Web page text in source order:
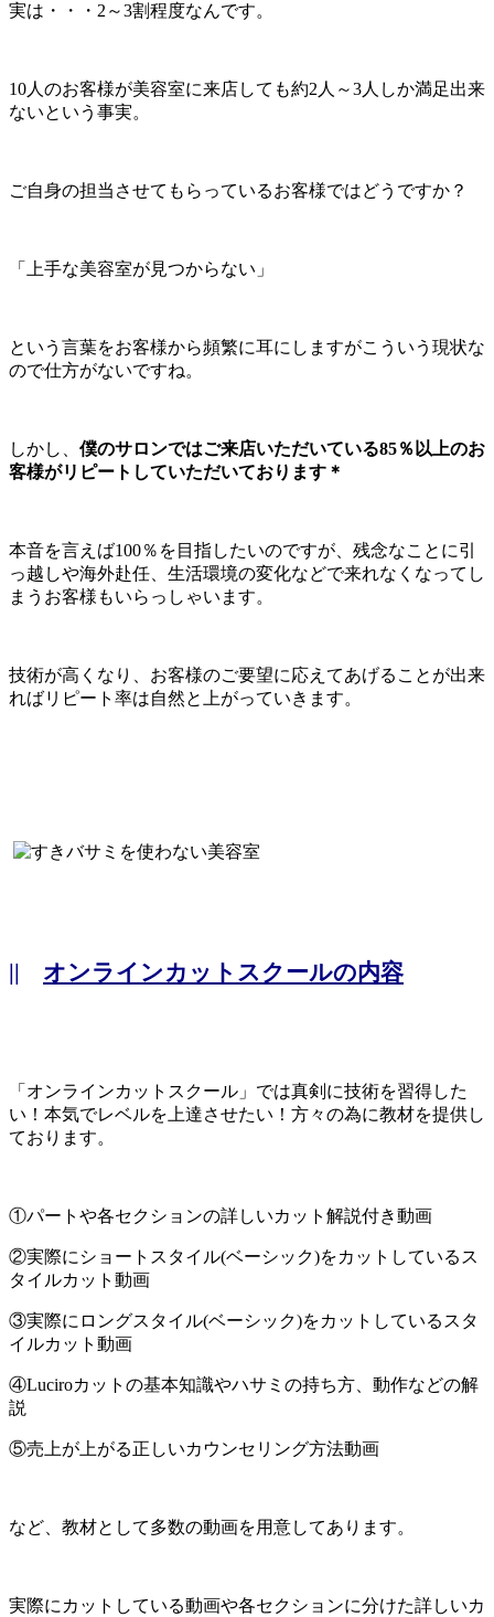
実は・・・2～3割程度なんです。
10人のお客様が美容室に来店しても約2人～3人しか満足出来
ないという事実。
ご自身の担当させてもらっているお客様ではどうですか？
「上手な美容室が見つからない」
という言葉をお客様から頻繁に耳にしますがこういう現状な
ので仕方がないですね。
しかし、 僕のサロンではご来店いただいている85％以上のお
客様がリピートしていただいております＊
本音を言えば100％を目指したいのですが、残念なことに引
っ越しや海外赴任、生活環境の変化などで来れなくなってし
まうお客様もいらっしゃいます。
技術が高くなり、お客様のご要望に応えてあげることが出来
ればリピート率は自然と上がっていきます。
|| オンラインカットスクールの内容
「オンラインカットスクール」では真剣に技術を習得した
い！本気でレベルを上達させたい！方々の為に教材を提供し
ております。
①パートや各セクションの詳しいカット解説付き動画
②実際にショートスタイル(ベーシック)をカットしているス
タイルカット動画
③実際にロングスタイル(ベーシック)をカットしているスタ
イルカット動画
④Luciroカットの基本知識やハサミの持ち方、動作などの解
説
⑤売上が上がる正しいカウンセリング方法動画
など、教材として多数の動画を用意してあります。
実際にカットしている動画や各セクションに分けた詳しいカ